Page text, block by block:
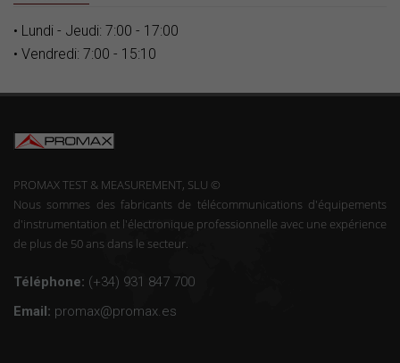
• Lundi - Jeudi: 7:00 - 17:00
• Vendredi: 7:00 - 15:10
PROMAX TEST & MEASUREMENT, SLU ©
Nous sommes des fabricants de télécommunications d'équipements
d'instrumentation et l'électronique professionnelle avec une expérience
de plus de 50 ans dans le secteur.
Téléphone: (+34) 931 847 700
Email: promax@promax.es